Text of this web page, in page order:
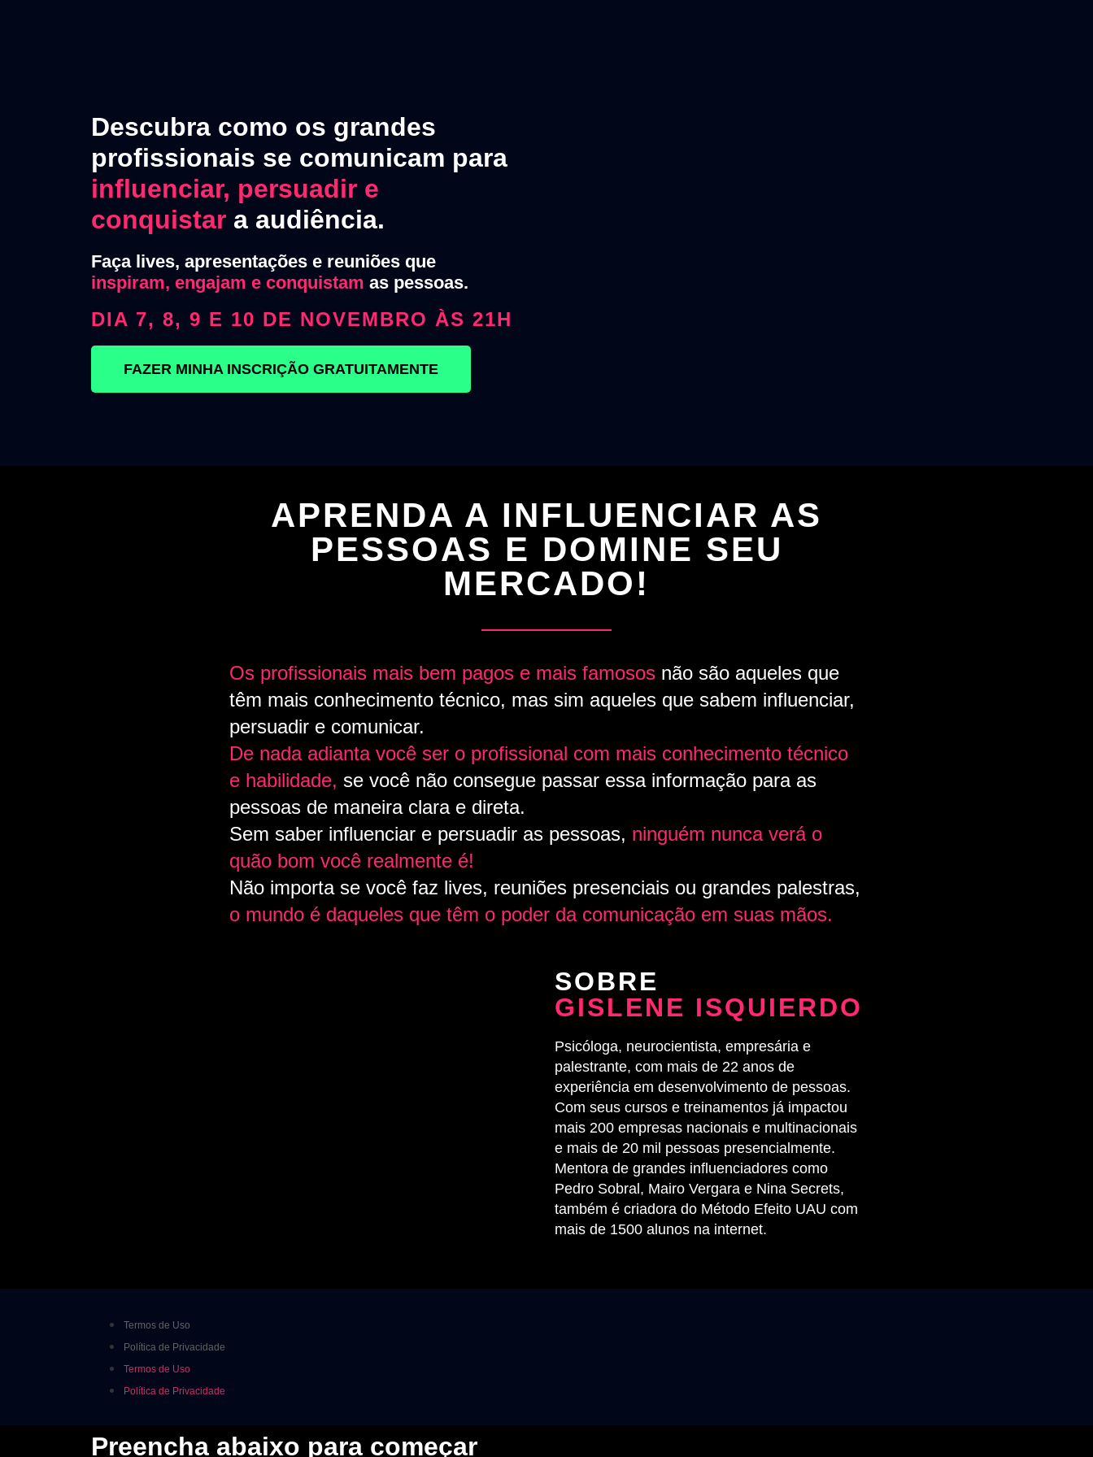
Descubra como os grandes
profissionais se comunicam para
influenciar, persuadir e
conquistar a audiência.
Faça lives, apresentações e reuniões que
inspiram, engajam e conquistam as pessoas.
DIA 7, 8, 9 E 10 DE NOVEMBRO ÀS 21H
FAZER MINHA INSCRIÇÃO GRATUITAMENTE
APRENDA A INFLUENCIAR AS
PESSOAS E DOMINE SEU
MERCADO!
Os profissionais mais bem pagos e mais famosos não são aqueles que
têm mais conhecimento técnico, mas sim aqueles que sabem influenciar,
persuadir e comunicar.
De nada adianta você ser o profissional com mais conhecimento técnico
e habilidade, se você não consegue passar essa informação para as
pessoas de maneira clara e direta.
Sem saber influenciar e persuadir as pessoas, ninguém nunca verá o
quão bom você realmente é!
Não importa se você faz lives, reuniões presenciais ou grandes palestras,
o mundo é daqueles que têm o poder da comunicação em suas mãos.
SOBRE
GISLENE ISQUIERDO
Psicóloga, neurocientista, empresária e
palestrante, com mais de 22 anos de
experiência em desenvolvimento de pessoas.
Com seus cursos e treinamentos já impactou
mais 200 empresas nacionais e multinacionais
e mais de 20 mil pessoas presencialmente.
Mentora de grandes influenciadores como
Pedro Sobral, Mairo Vergara e Nina Secrets,
também é criadora do Método Efeito UAU com
mais de 1500 alunos na internet.
Termos de Uso
Política de Privacidade
Termos de Uso
Política de Privacidade
Preencha abaixo para começar